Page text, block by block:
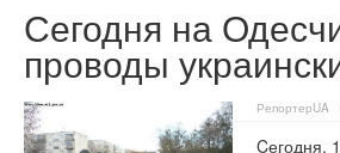
Сегодня на
проводы
РепортерUA
Cегодня,